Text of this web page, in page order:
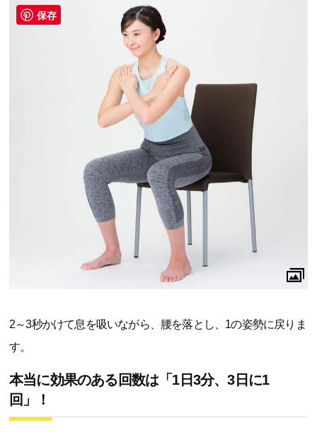
2～3秒かけて息を吸いながら、腰を落とし、1の姿勢に戻りま
す。
本当に効果のある回数は「1日3分、3日に1
回」！
保存